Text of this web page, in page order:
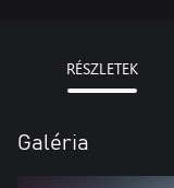
RÉSZLETEK
Galéria